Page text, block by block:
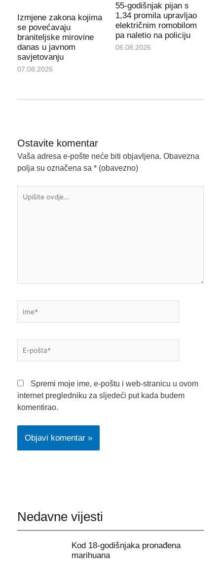
Izmjene zakona kojima
se povećavaju
braniteljske mirovine
danas u javnom
savjetovanju
07.08.2026
55-godišnjak pijan s
1,34 promila upravljao
električnim romobilom
pa naletio na policiju
06.08.2026
Ostavite komentar
Vaša adresa e-pošte neće biti objavljena. Obavezna
polja su označena sa * (obavezno)
ovdje...
pošta*
Spremi moje ime, e-poštu i web-stranicu u ovom
internet pregledniku za sljedeći put kada budem
komentirao.
Nedavne vijesti
Kod 18-godišnjaka pronađena
marihuana